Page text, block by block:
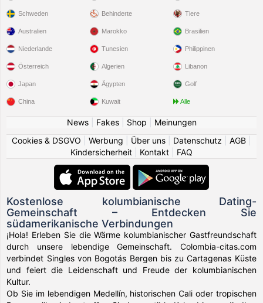
Schweden Behinderte Tiere
Australien
Niederlande
Österreich
Japan
China
Marokko
Tunesien
Algerien
Ägypten
Kuwait
Brasilien
Philippinen
Libanon
Golf
Alle
News| Fakes| Shop
Meinungen
Cookies & DSGVO
Werbung Über uns Datenschutz AGB
Kindersicherheit
Kontakt FAQ
Kostenlose kolumbianische Dating-
Gemeinschaft – Entdecken Sie
südamerikanische Verbindungen
¡Hola! Erleben Sie die Wärme kolumbianischer Gastfreundschaft
durch unsere lebendige Gemeinschaft. Colombia-citas.com
verbindet Singles von Bogotás Bergen bis zu Cartagenas Küste
und feiert die Leidenschaft und Freude der kolumbianischen
Kultur.
Ob Sie im lebendigen Medellín, historischen Cali oder tropischen